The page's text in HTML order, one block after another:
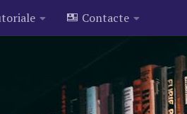
Contacte